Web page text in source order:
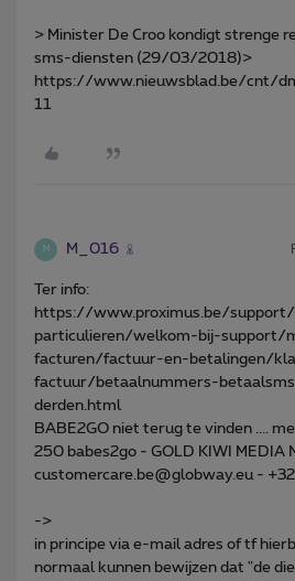
> Minister De Croo kondigt strenge
sms-diensten (29/03/2018)>
https://www.nieuwsblad.be/cnt/
11
M M_016
Ter info:
https://www.proximus.be/
particulieren/welkom-bij-support/
facturen/factuur-en-betalingen/
factuur/betaalnummers-
derden.html
BABE2GO niet terug te vinden ....
250 babes2go - GOLD KIWI MEDIA
customercare.be@globway.eu -
->
in principe via e-mail adres of tf
normaal kunnen bewijzen dat "de